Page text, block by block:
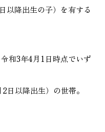
以降出生の子）を有する
和3年4月1日時点でいず
日以降出生）の世帯。